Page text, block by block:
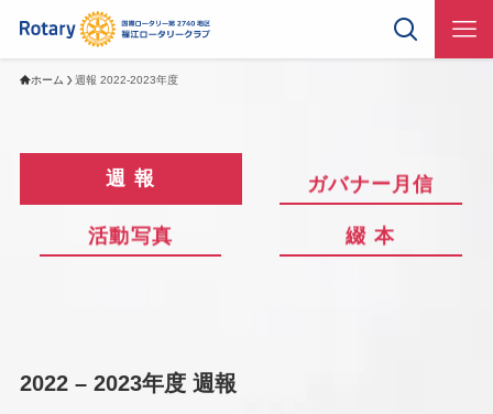
ホーム 週報 2022-2023年度
週 報 ガバナー月信
活動写真 綴 本
2022 – 2023年度 週報